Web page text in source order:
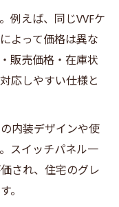
例えば、同じVVFケ
よって価格は異な
販売価格・在庫状
応しやすい仕様と
内装デザインや使
スイッチパネル一
され、住宅のグレ
。